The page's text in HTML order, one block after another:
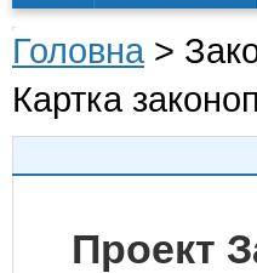
Головна >
Картка
Проект